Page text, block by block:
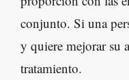
conjunto. Si una
y quiere mejorar su
tratamiento.